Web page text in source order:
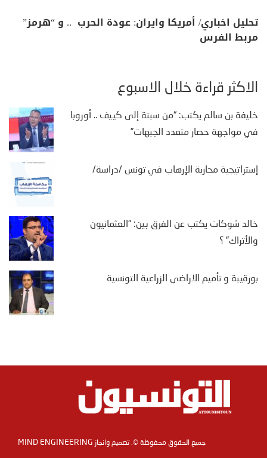
تحليل اخباري/ أمريكا وايران: عودة الحرب .. و “هرمز”
مربط الفرس
الأكثر قراءة خلال الأسبوع
خليفة بن سالم يكتب: “من سبتة إلى كييف .. أوروبا
في مواجهة حصار متعدد الجبهات”
إستراتيجية محاربة الإرهاب في تونس /دراسة/
خالد شوكات يكتب عن الفرق بين: “العثمانيون
والأتراك” ؟
بورقيبة و تأميم الاراضي الزراعية التونسية
جميع الحقوق محفوظة ©. تصميم وانجاز MIND ENGINEERING